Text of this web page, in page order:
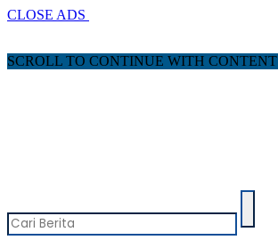
CLOSE ADS
SCROLL TO CONTINUE WITH CONTENT